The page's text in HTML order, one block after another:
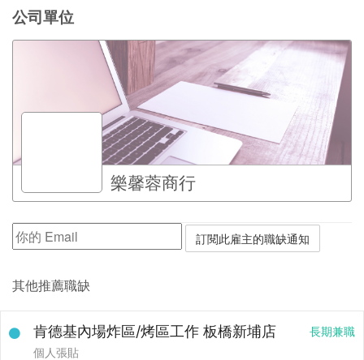
公司單位
樂馨蓉商行
其他推薦職缺
長期兼職
肯德基內場炸區/烤區工作 板橋新埔店
個人張貼